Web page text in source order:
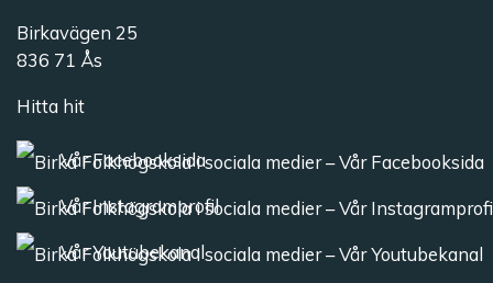
Birkavägen 25
836 71 Ås
Hitta hit
Vår Facebooksida
Vår Instagramprofil
Vår Youtubekanal